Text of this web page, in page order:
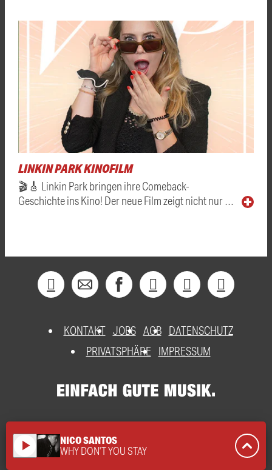
LINKIN PARK KINOFILM
🎬🎸 Linkin Park bringen ihre Comeback-
Geschichte ins Kino! Der neue Film zeigt nicht nur …
KONTAKT JOBS AGB DATENSCHUTZ
PRIVATSPHÄRE
IMPRESSUM
play_arrow NICO SANTOS
WHY DON'T YOU STAY